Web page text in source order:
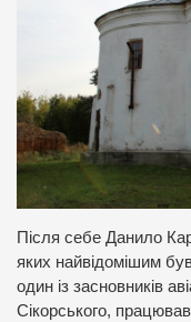
Після себе Данило
яких найвідомішим
один із засновників
Сікорського,